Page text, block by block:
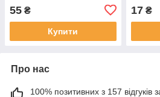
55 ₴
Купити
17₴
Про нас
100% позитивних з 157 відгуків